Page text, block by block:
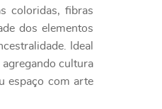
coloridas, fibras
dos elementos
Ideal
cultura
espaço com arte